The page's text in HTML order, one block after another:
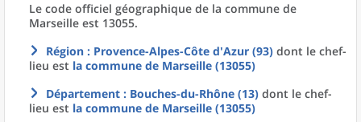
Le code officiel géographique de la commune de
Marseille est 13055.
Région : Provence-Alpes-Côte d'Azur (93) dont le chef-
lieu est la commune de Marseille (13055)
Département : Bouches-du-Rhône (13) dont le chef-
lieu est la commune de Marseille (13055)